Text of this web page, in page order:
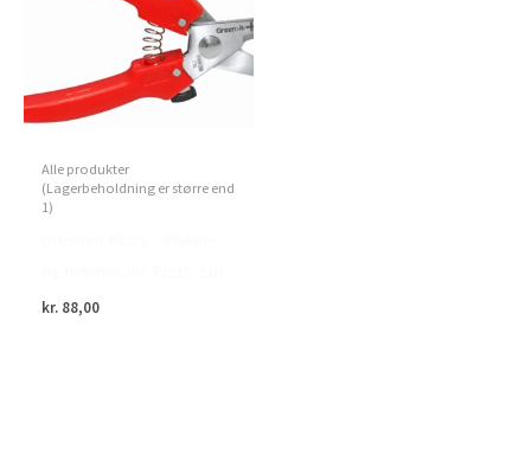
Alle produkter
(Lagerbeholdning er større end
1)
kr. 88,00